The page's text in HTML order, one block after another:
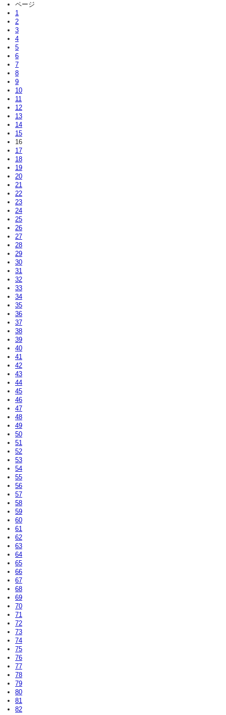
ページ
1
2
3
4
5
6
7
8
9
10
11
12
13
14
15
16
17
18
19
20
21
22
23
24
25
26
27
28
29
30
31
32
33
34
35
36
37
38
39
40
41
42
43
44
45
46
47
48
49
50
51
52
53
54
55
56
57
58
59
60
61
62
63
64
65
66
67
68
69
70
71
72
73
74
75
76
77
78
79
80
81
82